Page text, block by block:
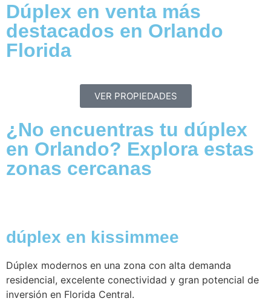
Dúplex en venta más
destacados en Orlando
Florida
VER PROPIEDADES
¿No encuentras tu dúplex
en Orlando? Explora estas
zonas cercanas
dúplex en kissimmee
Dúplex modernos en una zona con alta demanda
residencial, excelente conectividad y gran potencial de
inversión en Florida Central.